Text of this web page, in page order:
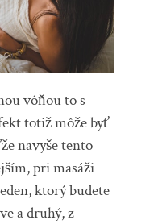
vôňou to s
totiž môže byť
navyše tento
pri masáži
ktorý budete
a druhý, z